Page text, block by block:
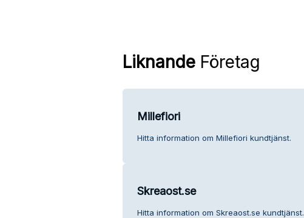
LiknandeFöretag
Millefiori
Hitta information om Millefiori kundtjänst.
Skreaost.se
Hitta information om Skreaost.se kundtjänst.